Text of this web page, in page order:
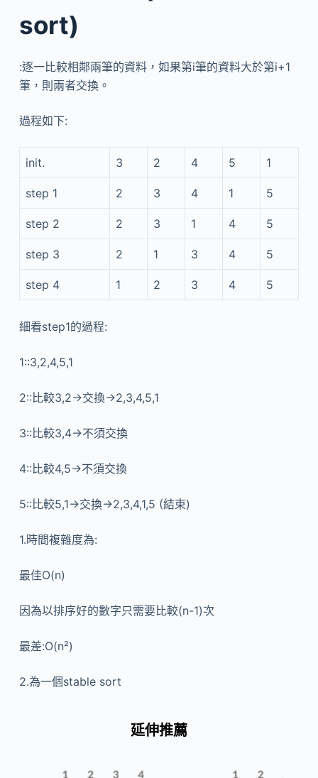
sort)
:逐一比較相鄰兩筆的資料，如果第i筆的資料大於第i+1
筆，則兩者交換。
過程如下:
init. 3 2 4 5 1
step 1 2 3 4 1 5
step 2 2 3 1 4 5
step 3 2 1 3 4 5
step 4 1 2 3 4 5
細看step1的過程:
1::3,2,4,5,1
2::比較3,2->交換->2,3,4,5,1
3::比較3,4->不須交換
4::比較4,5->不須交換
5::比較5,1->交換->2,3,4,1,5 (結束)
1.時間複雜度為:
最佳O(n)
因為以排序好的數字只需要比較(n-1)次
最差:O(n²)
2.為一個stable sort
延伸推薦